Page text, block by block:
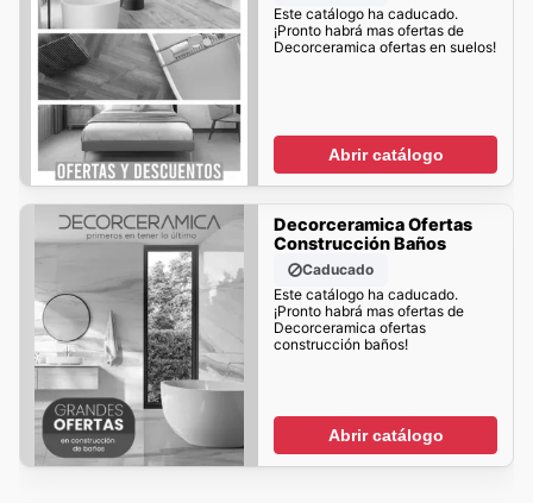
Este catálogo ha caducado.
¡Pronto habrá mas ofertas de
Decorceramica ofertas en suelos!
Abrir catálogo
Decorceramica Ofertas
Construcción Baños
Caducado
Este catálogo ha caducado.
¡Pronto habrá mas ofertas de
Decorceramica ofertas
construcción baños!
Abrir catálogo